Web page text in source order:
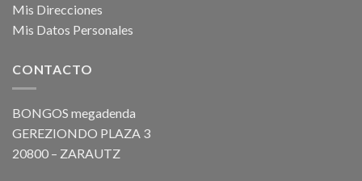
Mis Direcciones
Mis Datos Personales
CONTACTO
BONGOS megadenda
GEREZIONDO PLAZA 3
20800 – ZARAUTZ